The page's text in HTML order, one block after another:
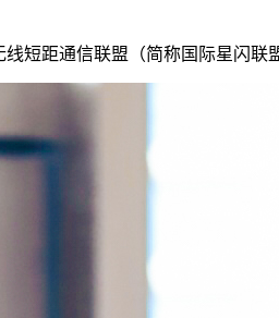
短距通信联盟（简称国际星闪联